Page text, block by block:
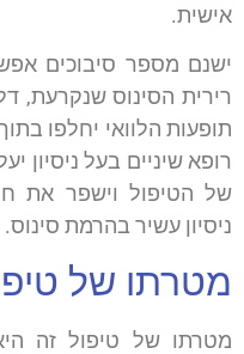
אישית.
ישנם מספר סיבוכים
רירית הסינוס שנקרעת,
תופעות הלוואי יחלפו
רופא שיניים בעל
של הטיפול וישפר את
ניסיון עשיר בהרמת סינוס.
מטרתו של
מטרתו של טיפול זה